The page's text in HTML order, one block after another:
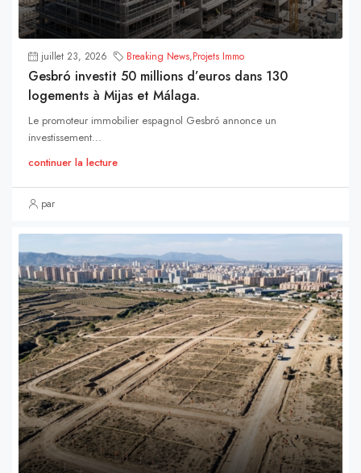
juillet 23, 2026 Breaking News,Projets Immo
Gesbró investit 50 millions d’euros dans 130
logements à Mijas et Málaga.
Le promoteur immobilier espagnol Gesbró annonce un
investissement...
continuer la lecture
par